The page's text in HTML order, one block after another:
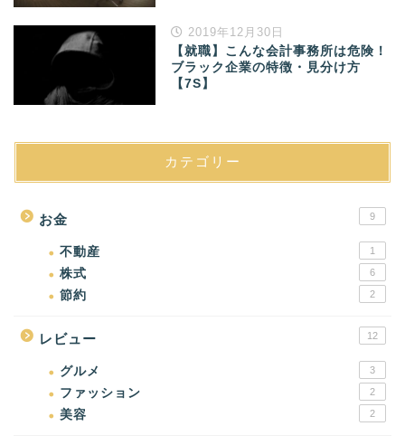
2019年12月30日
【就職】こんな会計事務所は危険！
ブラック企業の特徴・見分け方
【7S】
カテゴリー
お金 9
不動産 1
株式 6
節約 2
レビュー 12
グルメ 3
ファッション 2
美容 2